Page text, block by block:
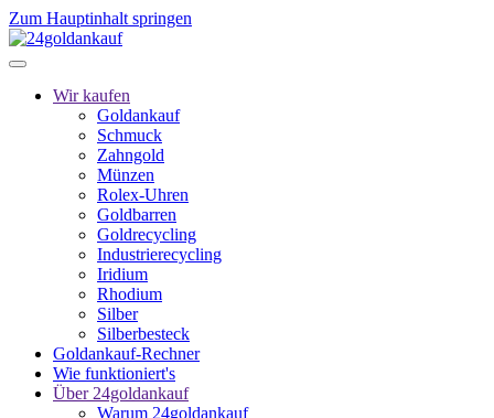
Zum Hauptinhalt springen
Wir kaufen
Goldankauf
Schmuck
Zahngold
Münzen
Rolex-Uhren
Goldbarren
Goldrecycling
Industrierecycling
Iridium
Rhodium
Silber
Silberbesteck
Goldankauf-Rechner
Wie funktioniert's
Über 24goldankauf
Warum 24goldankauf